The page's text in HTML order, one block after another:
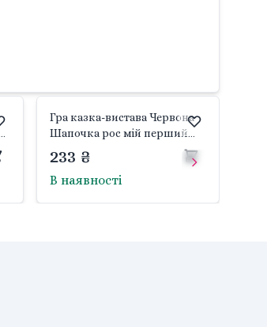
Гра казка-вистава Червона
Шапочка рос мій перший
театр в коробці 23*19*4см
VT1804-09 Vladi Toys
233 ₴
В наявності